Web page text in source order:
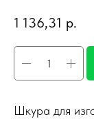
1 136,31 р.
Шкура для